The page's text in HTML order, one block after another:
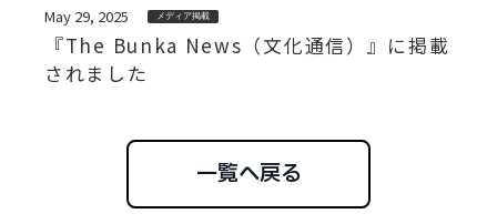
May 29, 2025 メディア掲載
『The Bunka News（文化通信）』に掲載
されました
一覧へ戻る